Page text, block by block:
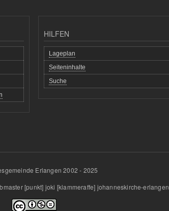
HILFEN
Lageplan
Seiteninhalte
Suche
Erlangen 2002 - 2025
[punkt] joki [klammeraffe] johanneskirche-erlangen